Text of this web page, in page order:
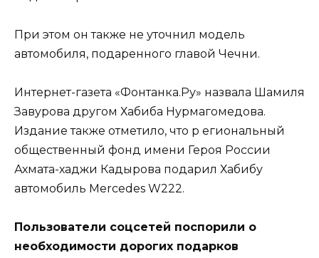
При этом он также не уточнил модель
автомобиля, подаренного главой Чечни.
Интернет-газета «Фонтанка.Ру» назвала Шамиля
Завурова другом Хабиба Нурмагомедова.
Издание также отметило, что р егиональный
общественный фонд имени Героя России
Ахмата-хаджи Кадырова подарил Хабибу
автомобиль Mercedes W222.
Пользователи соцсетей поспорили о
необходимости дорогих подарков